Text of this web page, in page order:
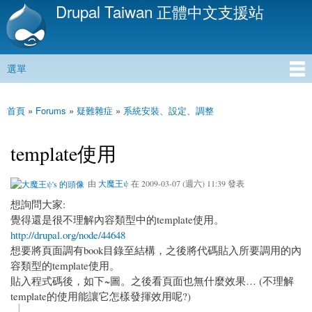
移
內
Drupal Taiwan 正體中文支援站
主選單
選單
您在這裡
首頁 » Forums » 疑難雜症 » 系統安裝、設定、調整
template使用
由 大魔王ψ 在 2009-03-07 (週六) 11:39 發表
想詢問大家:
覺得還是很不理解內容類型中的template使用。
http://drupal.org/node/44648
想要將頁面調有book目錄至結構，之後將代碼貼入所要調用的內
容類型的template使用。
貼入程式碼後，如下~圖。之後看頁面也無什麼效果… (不理解
template的使用能讓它怎樣發揮效用呢?)